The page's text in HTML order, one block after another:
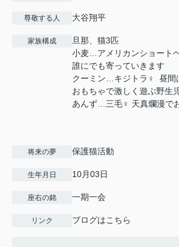
尊敬する人 大谷翔平
家族構成
旦那、猫3匹
小麦…アメリカンショー
誰にでも寄っていきます
クーミン…キジトラ♀ 昼間
おもちゃで激しく遊ぶ野生
あんず…三毛♀ 天真爛漫で
将来の夢 保護猫活動
生年月日 10月03日
座右の銘 一期一会
リンク ブログはこちら